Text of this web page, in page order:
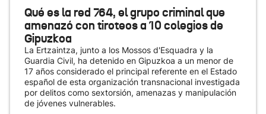
Qué es la red 764, el grupo criminal que
amenazó con tiroteos a 10 colegios de
Gipuzkoa
La Ertzaintza, junto a los Mossos d'Esquadra y la
Guardia Civil, ha detenido en Gipuzkoa a un menor de
17 años considerado el principal referente en el Estado
español de esta organización transnacional investigada
por delitos como sextorsión, amenazas y manipulación
de jóvenes vulnerables.